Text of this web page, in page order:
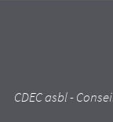
CDEC asbl -